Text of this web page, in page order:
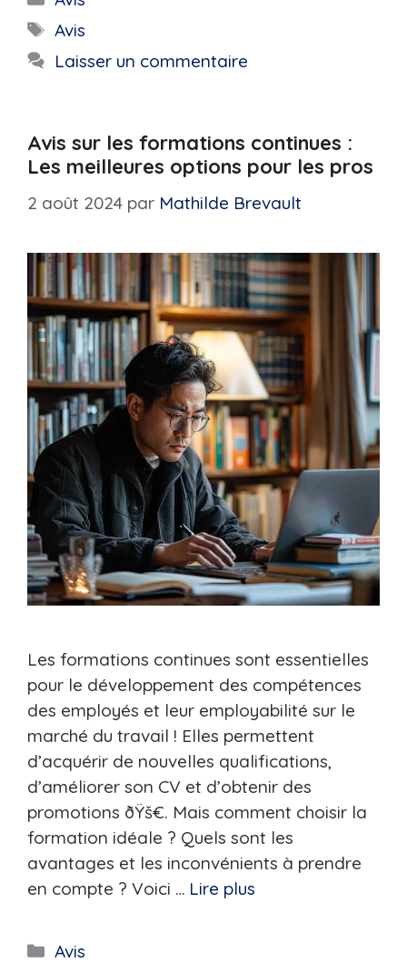
Étiquettes
Avis
Laisser un commentaire
Avis sur les formations continues :
Les meilleures options pour les pros
2 août 2024 par Mathilde Brevault
Les formations continues sont essentielles
pour le développement des compétences
des employés et leur employabilité sur le
marché du travail ! Elles permettent
d’acquérir de nouvelles qualifications,
d’améliorer son CV et d’obtenir des
promotions ðŸš€. Mais comment choisir la
formation idéale ? Quels sont les
avantages et les inconvénients à prendre
en compte ? Voici … Lire plus
Catégories
Avis